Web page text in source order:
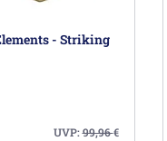
- Striking
UVP:99,96€